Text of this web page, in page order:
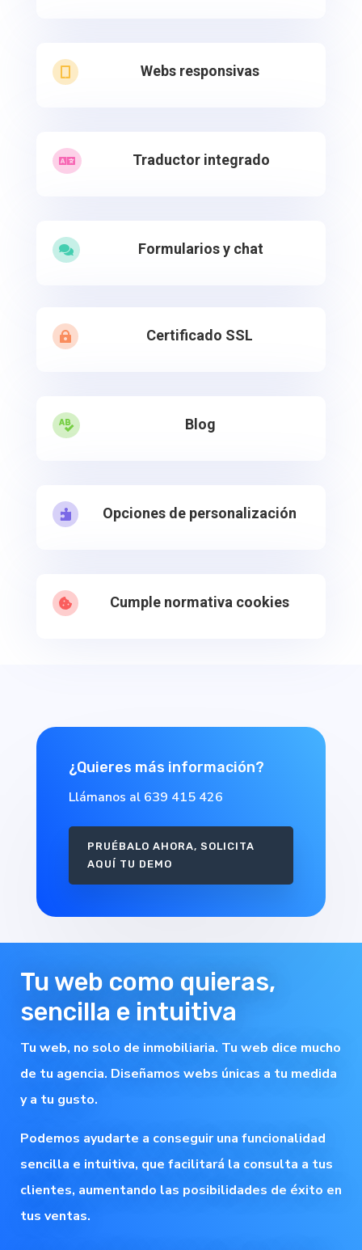
Webs responsivas
 Traductor integrado
 Formularios y chat
 Certificado SSL
 Blog
 Opciones de personalización
 Cumple normativa cookies
¿Quieres más información?
Llámanos al 639 415 426
PRUÉBALO AHORA, SOLICITA
AQUÍ TU DEMO
Tu web como quieras,
sencilla e intuitiva
Tu web, no solo de inmobiliaria. Tu web dice mucho
de tu agencia. Diseñamos webs únicas a tu medida
y a tu gusto.
Podemos ayudarte a conseguir una funcionalidad
sencilla e intuitiva, que facilitará la consulta a tus
clientes, aumentando las posibilidades de éxito en
tus ventas.